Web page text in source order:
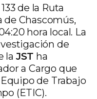
de la Ruta
de Chascomús,
hora local. La
de
laJST ha
a Cargo que
de Trabajo
(ETIC).